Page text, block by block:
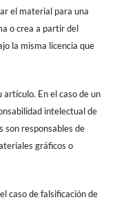
el material para una
o crea a partir del
la misma licencia que
En el caso de un
intelectual de
son responsables de
gráficos o
caso de falsificación de